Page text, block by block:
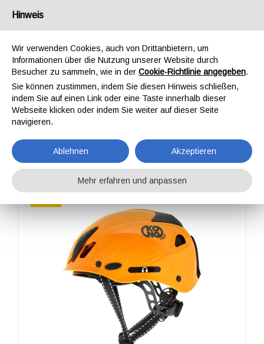
PROFESSIONAL
MOUSE WORK +
Hinweis
Wir verwenden Cookies, auch von Drittanbietern, um
Informationen über die Nutzung unserer Website durch
Besucher zu sammeln, wie in der Cookie-Richtlinie angegeben.
Sie können zustimmen, indem Sie diesen Hinweis schließen,
indem Sie auf einen Link oder eine Taste innerhalb dieser
Webseite klicken oder indem Sie weiter auf dieser Seite
navigieren.
Ablehnen Akzeptieren
Mehr erfahren und anpassen